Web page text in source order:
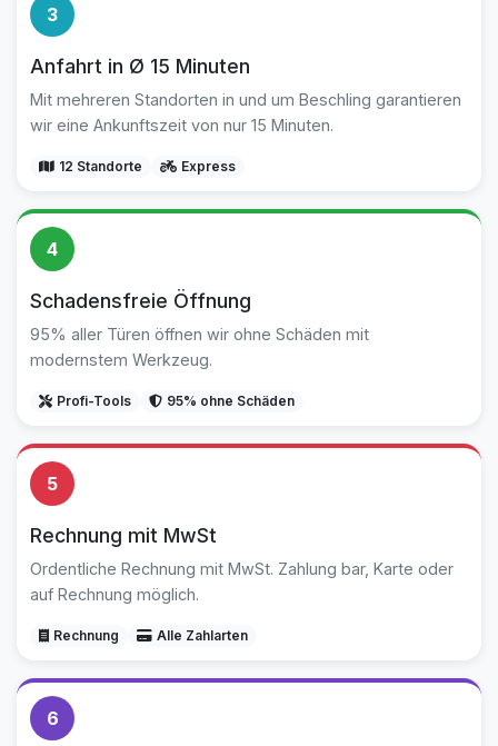
3
Anfahrt in Ø 15 Minuten
Mit mehreren Standorten in und um Beschling garantieren
wir eine Ankunftszeit von nur 15 Minuten.
12 Standorte Express
4
Schadensfreie Öffnung
95% aller Türen öffnen wir ohne Schäden mit
modernstem Werkzeug.
Profi-Tools 95% ohne Schäden
5
Rechnung mit MwSt
Ordentliche Rechnung mit MwSt. Zahlung bar, Karte oder
auf Rechnung möglich.
Rechnung Alle Zahlarten
6